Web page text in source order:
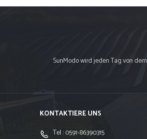
SunModo wird jeden Tag von
KONTAKTIERE UNS
Tel :0591-86390315